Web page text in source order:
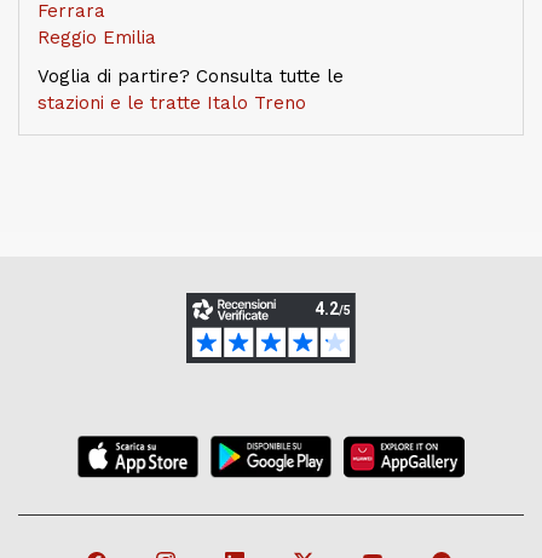
Ferrara
Reggio Emilia
Voglia di partire? Consulta tutte le
stazioni e le tratte Italo Treno